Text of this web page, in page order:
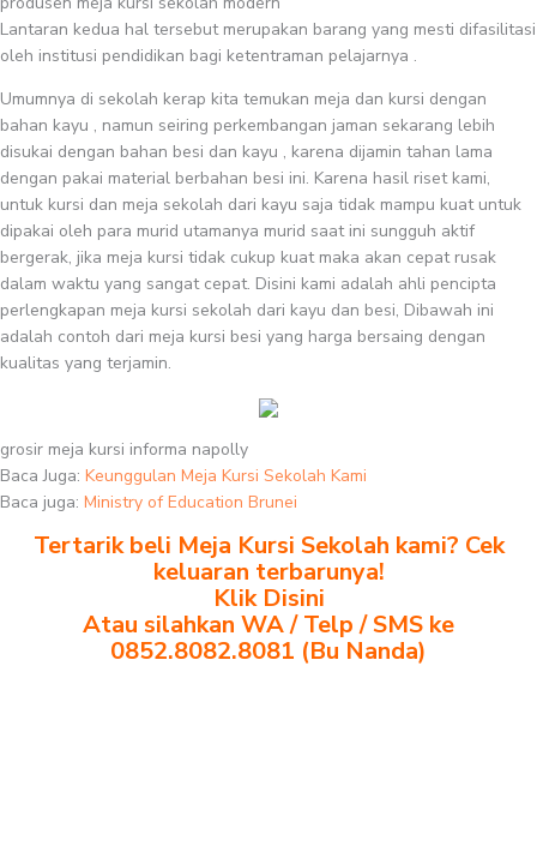
Lantaran kedua hal tersebut merupakan barang yang mesti difasilitasi
oleh institusi pendidikan bagi ketentraman pelajarnya .
Umumnya di sekolah kerap kita temukan meja dan kursi dengan
bahan kayu , namun seiring perkembangan jaman sekarang lebih
disukai dengan bahan besi dan kayu , karena dijamin tahan lama
dengan pakai material berbahan besi ini. Karena hasil riset kami,
untuk kursi dan meja sekolah dari kayu saja tidak mampu kuat untuk
dipakai oleh para murid utamanya murid saat ini sungguh aktif
bergerak, jika meja kursi tidak cukup kuat maka akan cepat rusak
dalam waktu yang sangat cepat. Disini kami adalah ahli pencipta
perlengkapan meja kursi sekolah dari kayu dan besi, Dibawah ini
adalah contoh dari meja kursi besi yang harga bersaing dengan
kualitas yang terjamin.
grosir meja kursi informa napolly
Baca Juga: Keunggulan Meja Kursi Sekolah Kami
Baca juga: Ministry of Education Brunei
Tertarik beli Meja Kursi Sekolah kami? Cek
keluaran terbarunya!
Klik Disini
Atau silahkan WA / Telp / SMS ke
0852.8082.8081 (Bu Nanda)